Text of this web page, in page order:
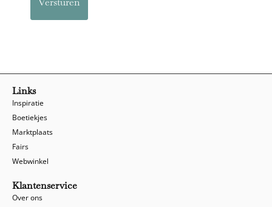
Links
Inspiratie
Boetiekjes
Marktplaats
Fairs
Webwinkel
Klantenservice
Over ons